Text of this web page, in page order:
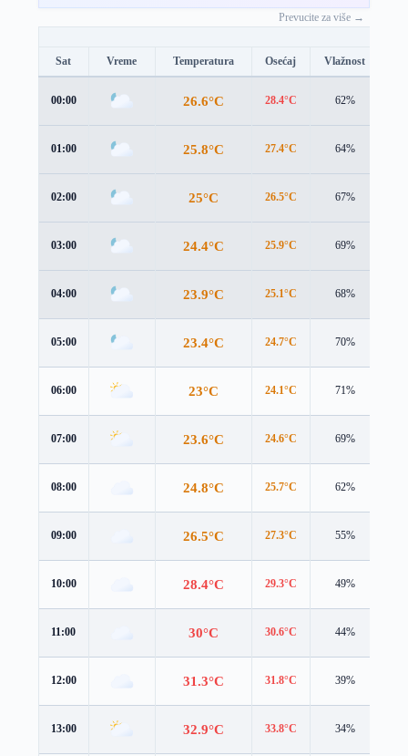
Prevucite za više →
Sat Vreme Temperatura Osećaj Vlažnost
00:00 26.6°C 28.4°C 62%
01:00 25.8°C 27.4°C 64%
02:00 25°C 26.5°C 67%
03:00 24.4°C 25.9°C 69%
04:00 23.9°C 25.1°C 68%
05:00 23.4°C 24.7°C 70%
06:00 23°C 24.1°C 71%
07:00 23.6°C 24.6°C 69%
08:00 24.8°C 25.7°C 62%
09:00 26.5°C 27.3°C 55%
10:00 28.4°C 29.3°C 49%
11:00 30°C 30.6°C 44%
12:00 31.3°C 31.8°C 39%
13:00 32.9°C 33.8°C 34%